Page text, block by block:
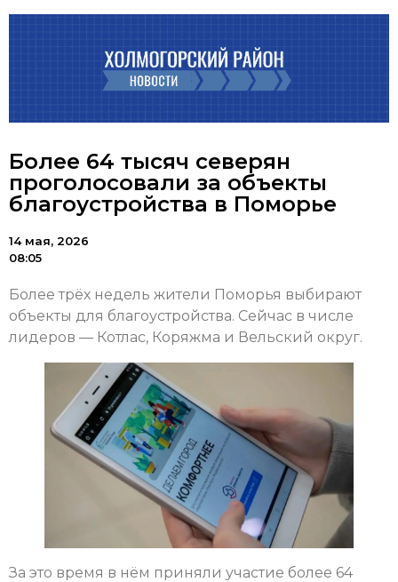
Более 64 тысяч северян
проголосовали за объекты
благоустройства в Поморье
14 мая, 2026
08:05
Более трёх недель жители Поморья выбирают
объекты для благоустройства. Сейчас в числе
лидеров — Котлас, Коряжма и Вельский округ.
За это время в нём приняли участие более 64